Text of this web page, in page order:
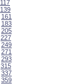
117
139
161
183
205
227
249
271
293
315
337
359